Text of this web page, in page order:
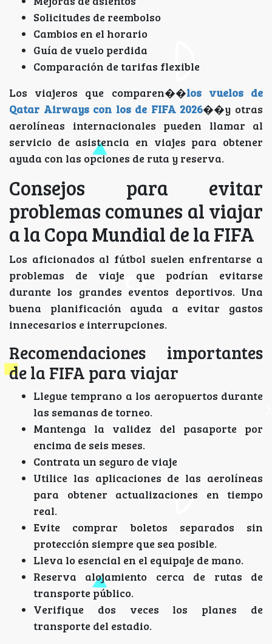
Solicitudes de reembolso
Cambios en el horario
Guía de vuelo perdida
Comparación de tarifas flexible
Los viajeros que comparen��los vuelos de
Qatar Airways con los de FIFA 2026��y otras
aerolíneas internacionales pueden llamar al
servicio de asistencia en viajes para obtener
ayuda con las opciones de ruta y reserva.
Consejos para evitar
problemas comunes al viajar
a la Copa Mundial de la FIFA
Los aficionados al fútbol suelen enfrentarse a
problemas de viaje que podrían evitarse
durante los grandes eventos deportivos. Una
buena planificación ayuda a evitar gastos
innecesarios e interrupciones.
Recomendaciones importantes
de la FIFA para viajar
Llegue temprano a los aeropuertos durante
las semanas de torneo.
Mantenga la validez del pasaporte por
encima de seis meses.
Contrata un seguro de viaje
Utilice las aplicaciones de las aerolíneas
para obtener actualizaciones en tiempo
real.
Evite comprar boletos separados sin
protección siempre que sea posible.
Lleva lo esencial en el equipaje de mano.
Reserva alojamiento cerca de rutas de
transporte público.
Verifique dos veces los planes de
transporte del estadio.